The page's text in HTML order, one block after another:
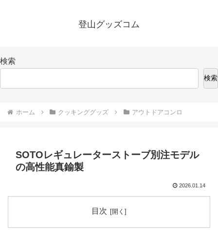
登山グッズコム
検索
検索
ホーム クッキンググッズ アウトドアコンロ
SOTOレギュレーターストーブ別注モデル
の高性能真鍮製
2026.01.14
目次